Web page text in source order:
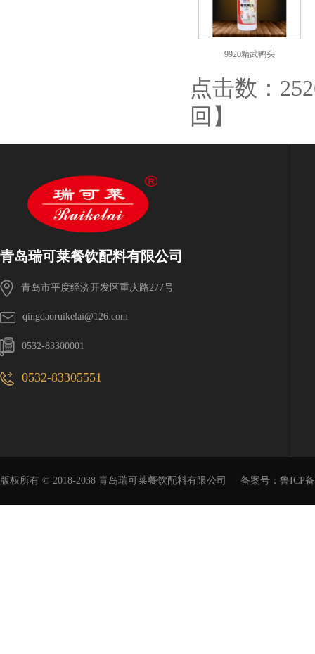
9920精武鸭头
点击数：
回 】
青岛瑞可莱餐饮配料有限公司
青岛市平度经济开发区重庆路277号
qingdaoruikelai@126.com
0532-83300001
0532-83305551
版权所有 © 2018-2038 青岛瑞可莱餐饮配料有限公司 备案号： 鲁ICP